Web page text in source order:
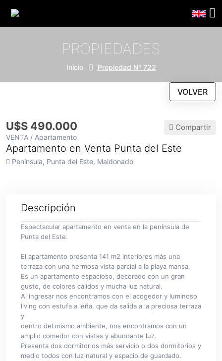
PROPIEDADES
Inicio Propiedad Nº 722
VOLVER
Apartamento en Venta Punta del Este
Península, Punta del Este, Maldonado
U$S 490.000
VENTA / Apartamento
Compartir
Descripción
Espectacular apartamento en venta en la península de
Punta del Este.
El apartamento presenta 141 m2 interiores más una
terraza con una hermosa vista parcial a la playa mansa.
Es un apartamento espacioso, decorado con un gran
gusto, de colores cálidos y mucha luz natural.
Al ingresar nos encontramos con el acogedor y luminoso
living con estufa a leña, que da salida a la preciosa terraza
y
dentro del mismo ambiente, nos encontramos con un
amplio comedor con vistas y abundante luz.
Presenta dos dormitorios más servicio o dos dormitorios y
medio todos con luz natural y espacio de guardado.